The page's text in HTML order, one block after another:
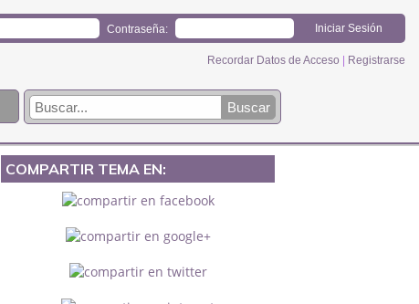
Contraseña:
Recordar Datos de Acceso Registrarse
COMPARTIR TEMA EN: